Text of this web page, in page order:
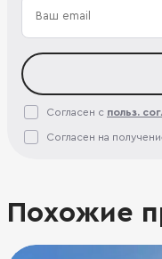
Согласен с польз.
Согласен на
Похожие